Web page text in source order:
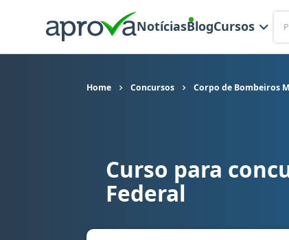
NotíciasBlogCursos
Home Concursos Corpo de Bombeiros
Curso para concurso CBM DF - Corpo de
Curso para
Federal